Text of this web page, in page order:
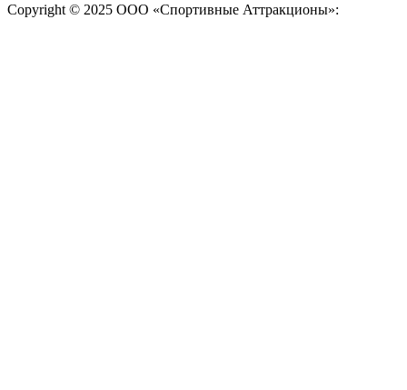
Copyright © 2025 ООО «Спортивные Аттракционы»: